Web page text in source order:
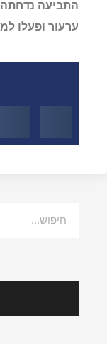
📌הילד
התביעה נדחתה,
הצלחות